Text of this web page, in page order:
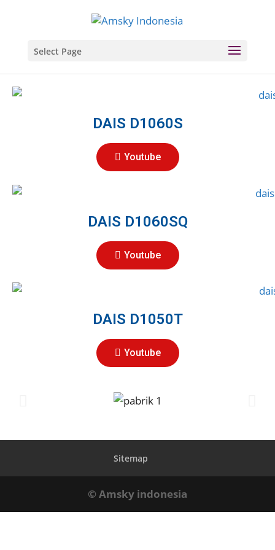
Select Page
DAIS D1060S
Youtube
DAIS D1060SQ
Youtube
DAIS D1050T
Youtube
Sitemap
© Amsky indonesia